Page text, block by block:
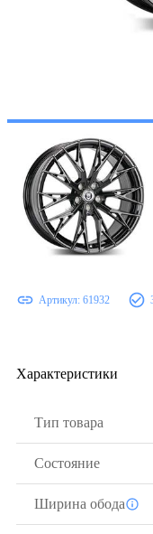
Артикул: 61932
Характеристики
Тип товара
Состояние
Ширина обода